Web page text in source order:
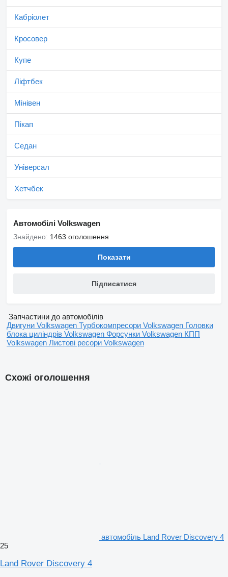
Кабріолет
Кросовер
Купе
Ліфтбек
Мінівен
Пікап
Седан
Універсал
Хетчбек
Автомобілі Volkswagen
Знайдено: 1463 оголошення
Показати
Підписатися
Запчастини до автомобілів
Двигуни Volkswagen Турбокомпресори Volkswagen Головки
блока циліндрів Volkswagen Форсунки Volkswagen КПП
Volkswagen Листові ресори Volkswagen
Схожі оголошення
автомобіль Land Rover Discovery 4
25
Land Rover Discovery 4